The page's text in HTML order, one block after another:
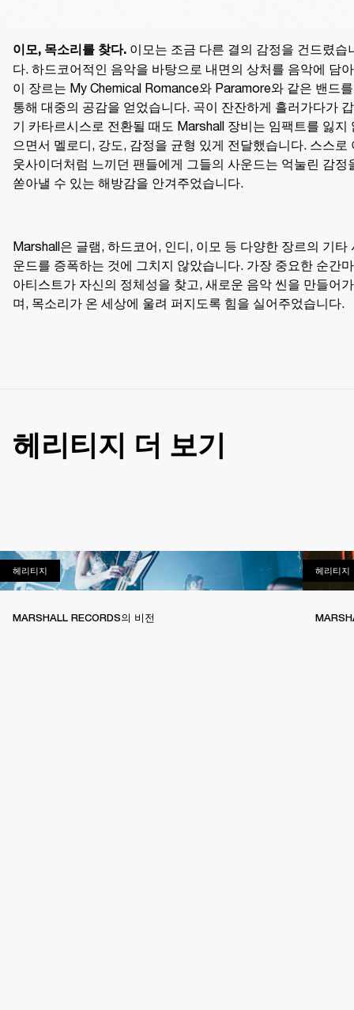
이모, 목소리를 찾다. 이모는 조금 다른 결의 감정을 건드렸습
다. 하드코어적인 음악을 바탕으로 내면의 상처를 음악에 담
이 장르는 My Chemical Romance와 Paramore와 같은 밴드를
통해 대중의 공감을 얻었습니다. 곡이 잔잔하게 흘러가다가
기 카타르시스로 전환될 때도 Marshall 장비는 임팩트를 잃지
으면서 멜로디, 강도, 감정을 균형 있게 전달했습니다. 스스로
웃사이더처럼 느끼던 팬들에게 그들의 사운드는 억눌린 감정
쏟아낼 수 있는 해방감을 안겨주었습니다.
Marshall은 글램, 하드코어, 인디, 이모 등 다양한 장르의 기타
운드를 증폭하는 것에 그치지 않았습니다. 가장 중요한 순간
아티스트가 자신의 정체성을 찾고, 새로운 음악 씬을 만들어가
며, 목소리가 온 세상에 울려 퍼지도록 힘을 실어주었습니다.
헤리티지 더 보기
헤리티지 헤리티지
MARSHALL RECORDS의 비전
헤리티지